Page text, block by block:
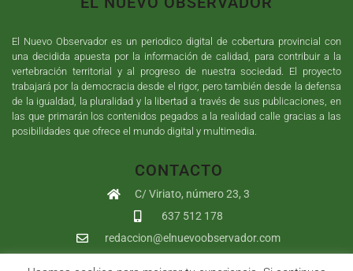
El Nuevo Observador es un periodico digital de cobertura provincial con
una decidida apuesta por la información de calidad, para contribuir a la
vertebración territorial y al progreso de nuestra sociedad. El proyecto
trabajará por la democracia desde el rigor, pero también desde la defensa
de la igualdad, la pluralidad y la libertad a través de sus publicaciones, en
las que primarán los contenidos pegados a la realidad calle gracias a las
posibilidades que ofrece el mundo digital y multimedia.
CONTACTO
C/ Viriato, número 23, 3
637 512 178
redaccion@elnuevoobservador.com